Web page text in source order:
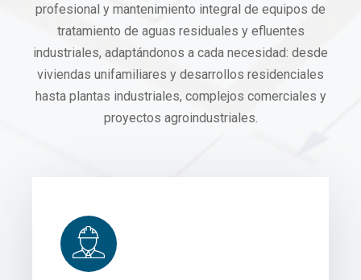
profesional y mantenimiento integral de equipos de
tratamiento de aguas residuales y efluentes
industriales, adaptándonos a cada necesidad: desde
viviendas unifamiliares y desarrollos residenciales
hasta plantas industriales, complejos comerciales y
proyectos agroindustriales.